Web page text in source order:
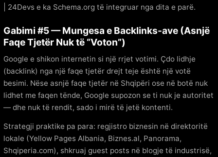
| 24Devs e ka Schema.org të integruar nga dita e parë.
Gabimi #5 — Mungesa e Backlinks-ave (Asnjë
Faqe Tjetër Nuk të “Voton”)
Google e shikon internetin si një rrjet votimi. Çdo lidhje
(backlink) nga një faqe tjetër drejt teje është një votë
besimi. Nëse asnjë faqe tjetër në Shqipëri ose në botë nuk
lidhet me faqen tënde, Google supozon se ti nuk je autoritet
— dhe nuk të rendit, sado i mirë të jetë kontenti.
Strategji praktike pa para: regjistro biznesin në direktoritë
lokale (Yellow Pages Albania, Biznes.al, Panorama,
Shqiperia.com), shkruaj guest posts në blogje të industrisë,